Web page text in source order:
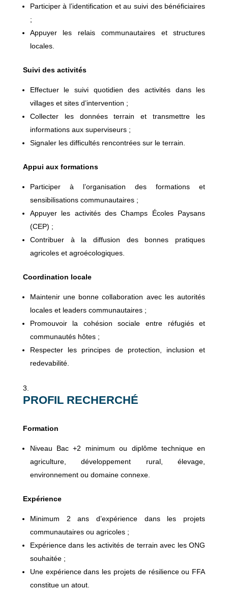
Participer à l’identification et au suivi des bénéficiaires
;
Appuyer les relais communautaires et structures
locales.
Suivi des activités
Effectuer le suivi quotidien des activités dans les
villages et sites d’intervention ;
Collecter les données terrain et transmettre les
informations aux superviseurs ;
Signaler les difficultés rencontrées sur le terrain.
Appui aux formations
Participer à l’organisation des formations et
sensibilisations communautaires ;
Appuyer les activités des Champs Écoles Paysans
(CEP) ;
Contribuer à la diffusion des bonnes pratiques
agricoles et agroécologiques.
Coordination locale
Maintenir une bonne collaboration avec les autorités
locales et leaders communautaires ;
Promouvoir la cohésion sociale entre réfugiés et
communautés hôtes ;
Respecter les principes de protection, inclusion et
redevabilité.
PROFIL RECHERCHÉ
Formation
Niveau Bac +2 minimum ou diplôme technique en
agriculture, développement rural, élevage,
environnement ou domaine connexe.
Expérience
Minimum 2 ans d’expérience dans les projets
communautaires ou agricoles ;
Expérience dans les activités de terrain avec les ONG
souhaitée ;
Une expérience dans les projets de résilience ou FFA
constitue un atout.